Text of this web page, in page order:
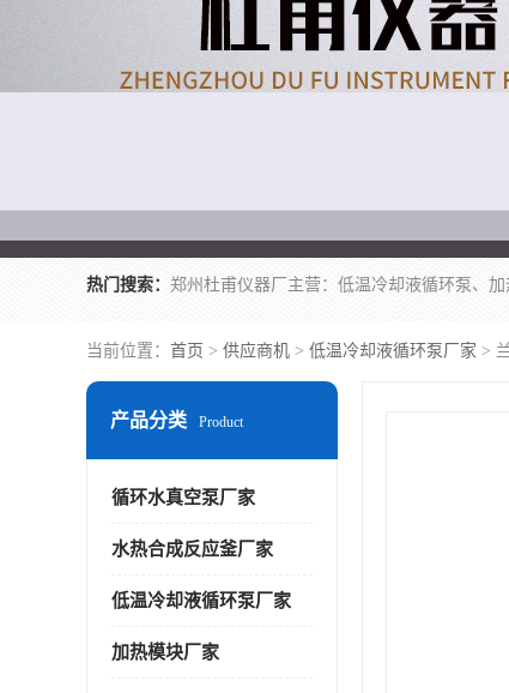
热门搜索：
当前位置： 首页 > 供应商机 > 低温冷却液循环泵厂家 >
产品分类 Product
循环水真空泵厂家
水热合成反应釜厂家
低温冷却液循环泵厂家
加热模块厂家